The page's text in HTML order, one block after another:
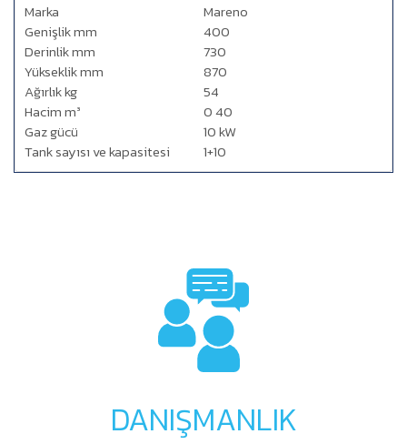
Marka
Mareno
Genişlik mm
400
Derinlik mm
730
Yükseklik mm
870
Ağırlık kg
54
Hacim m³
0 40
Gaz gücü
10 kW
Tank sayısı ve kapasitesi
1+10
DANIŞMANLIK